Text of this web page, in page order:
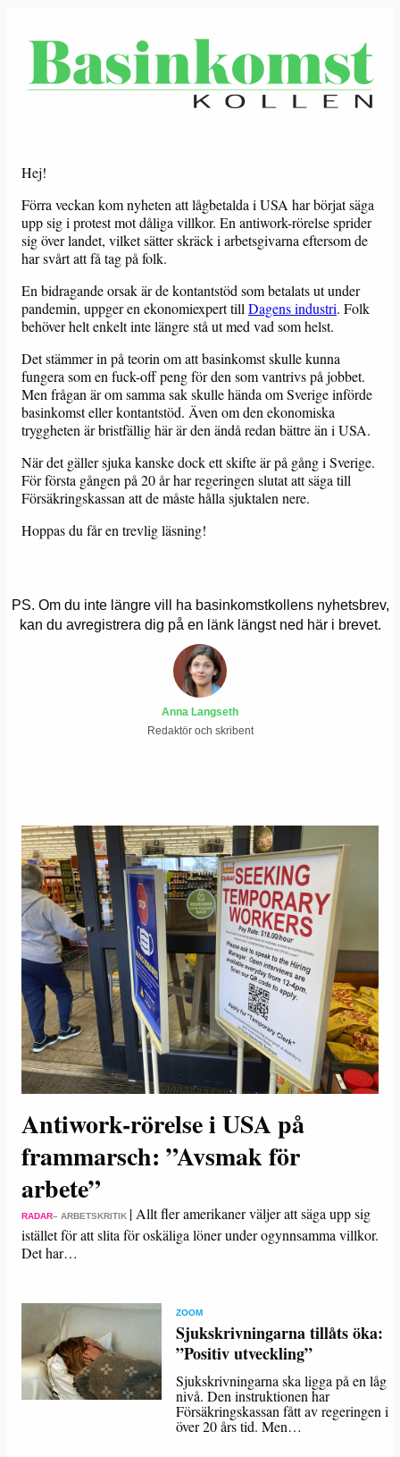
Hej!
Förra veckan kom nyheten att lågbetalda i USA har börjat säga
upp sig i protest mot dåliga villkor. En antiwork-rörelse sprider
sig över landet, vilket sätter skräck i arbetsgivarna eftersom de
har svårt att få tag på folk.
En bidragande orsak är de kontantstöd som betalats ut under
pandemin, uppger en ekonomiexpert till Dagens industri. Folk
behöver helt enkelt inte längre stå ut med vad som helst.
Det stämmer in på teorin om att basinkomst skulle kunna
fungera som en fuck-off peng för den som vantrivs på jobbet.
Men frågan är om samma sak skulle hända om Sverige införde
basinkomst eller kontantstöd. Även om den ekonomiska
tryggheten är bristfällig här är den ändå redan bättre än i USA.
När det gäller sjuka kanske dock ett skifte är på gång i Sverige.
För första gången på 20 år har regeringen slutat att säga till
Försäkringskassan att de måste hålla sjuktalen nere.
Hoppas du får en trevlig läsning!
PS. Om du inte längre vill ha basinkomstkollens nyhetsbrev,
kan du avregistrera dig på en länk längst ned här i brevet.
Anna Langseth
Redaktör och skribent
Antiwork-rörelse i USA på
frammarsch: ”Avsmak för
arbete”
RADAR– ARBETSKRITIK | Allt fler amerikaner väljer att säga upp sig
istället för att slita för oskäliga löner under ogynnsamma villkor.
Det har…
ZOOM
Sjukskrivningarna tillåts öka:
”Positiv utveckling”
Sjukskrivningarna ska ligga på en låg
nivå. Den instruktionen har
Försäkringskassan fått av regeringen i
över 20 års tid. Men…